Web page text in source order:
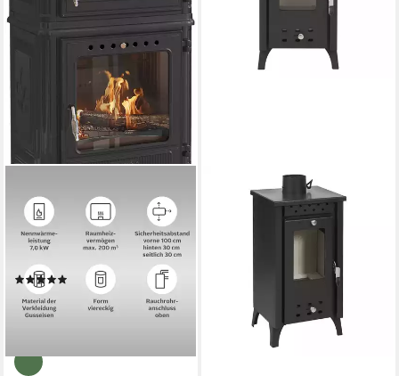
7,1 kW
Nennwärmeleistung
83 % Wirkungsgrad
140 m³
max. Raumheizvermögen
Produktdatenblatt
1.249,00 € UVP1.679,00 €
nur diesen Monat